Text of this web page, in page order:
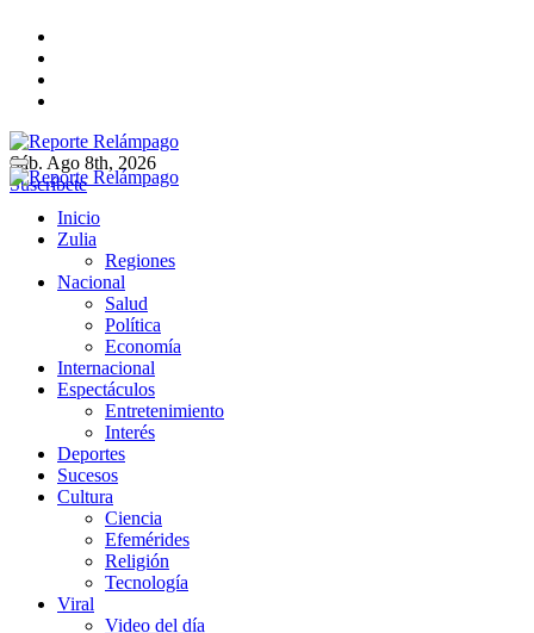
contenido
Reporte Relámpago
Claridad y rigor en cada noticia
Sáb. Ago 8th, 2026
Suscríbete
Reporte Relámpago
Claridad y rigor en cada noticia
Inicio
Zulia
Regiones
Nacional
Salud
Política
Economía
Internacional
Espectáculos
Entretenimiento
Interés
Deportes
Sucesos
Cultura
Ciencia
Efemérides
Religión
Tecnología
Viral
Video del día